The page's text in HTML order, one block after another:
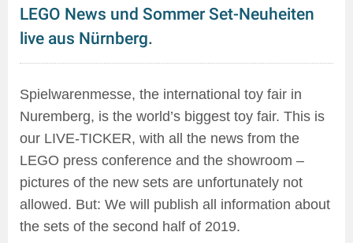
LEGO News und Sommer Set-Neuheiten
live aus Nürnberg.
Spielwarenmesse, the international toy fair in
Nuremberg, is the world’s biggest toy fair. This is
our LIVE-TICKER, with all the news from the
LEGO press conference and the showroom –
pictures of the new sets are unfortunately not
allowed. But: We will publish all information about
the sets of the second half of 2019.